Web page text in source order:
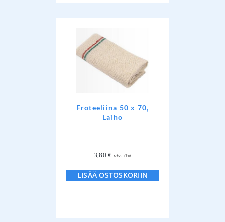
Froteeliina 50 x 70,
Laiho
3,80€ alv. 0%
LISÄÄ OSTOSKORIIN